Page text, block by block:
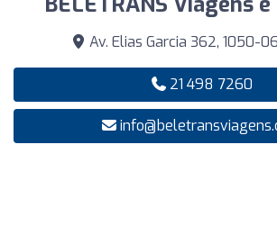
Av. Elias Garcia 362, 1050-
21 498 7260